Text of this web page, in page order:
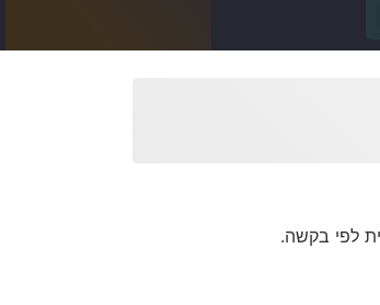
לפי בקשה.